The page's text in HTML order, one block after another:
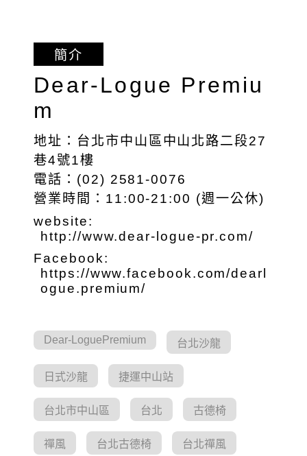
簡介
Dear-Logue Premiu
m
地址：台北市中山區中山北路二段27
巷4號1樓
電話：(02) 2581-0076
營業時間：11:00-21:00 (週一公休)
website:
http://www.dear-logue-pr.com/
Facebook:
https://www.facebook.com/dearl
ogue.premium/
Dear-LoguePremium 台北沙龍
日式沙龍 捷運中山站
台北市中山區 台北 古德椅
禪風 台北古德椅 台北禪風